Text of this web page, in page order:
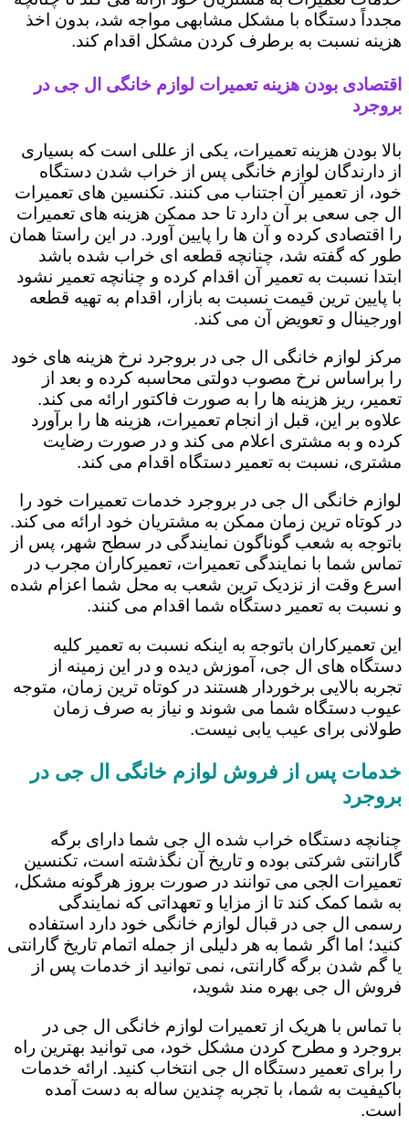
مجدداً دستگاه با مشکل مشابهی مواجه شد، بدون اخذ
هزینه نسبت به برطرف کردن مشکل اقدام کند.
اقتصادی بودن هزینه تعمیرات لوازم خانگی ال جی در
بروجرد
بالا بودن هزینه تعمیرات، یکی از عللی است که بسیاری
از دارندگان لوازم خانگی پس از خراب شدن دستگاه
خود، از تعمیر آن اجتناب می کنند. تکنسین های تعمیرات
ال جی سعی بر آن دارد تا حد ممکن هزینه های تعمیرات
را اقتصادی کرده و آن ها را پایین آورد. در این راستا همان
طور که گفته شد، چنانچه قطعه ای خراب شده باشد
ابتدا نسبت به تعمیر آن اقدام کرده و چنانچه تعمیر نشود
با پایین ترین قیمت نسبت به بازار، اقدام به تهیه قطعه
اورجینال و تعویض آن می کند.
مرکز لوازم خانگی ال جی در بروجرد نرخ هزینه های خود
را براساس نرخ مصوب دولتی محاسبه کرده و بعد از
تعمیر، ریز هزینه ها را به صورت فاکتور ارائه می کند.
علاوه بر این، قبل از انجام تعمیرات، هزینه ها را برآورد
کرده و به مشتری اعلام می کند و در صورت رضایت
مشتری، نسبت به تعمیر دستگاه اقدام می کند.
لوازم خانگی ال جی در بروجرد خدمات تعمیرات خود را
در کوتاه ترین زمان ممکن به مشتریان خود ارائه می کند.
باتوجه به شعب گوناگون نمایندگی در سطح شهر، پس از
تماس شما با نمایندگی تعمیرات، تعمیرکاران مجرب در
اسرع وقت از نزدیک ترین شعب به محل شما اعزام شده
و نسبت به تعمیر دستگاه شما اقدام می کنند.
این تعمیرکاران باتوجه به اینکه نسبت به تعمیر کلیه
دستگاه های ال جی، آموزش دیده و در این زمینه از
تجربه بالایی برخوردار هستند در کوتاه ترین زمان، متوجه
عیوب دستگاه شما می شوند و نیاز به صرف زمان
طولانی برای عیب یابی نیست.
خدمات پس از فروش لوازم خانگی ال جی در
بروجرد
چنانچه دستگاه خراب شده ال جی شما دارای برگه
گارانتی شرکتی بوده و تاریخ آن نگذشته است، تکنسین
تعمیرات الجی می توانند در صورت بروز هرگونه مشکل،
به شما کمک کند تا از مزایا و تعهداتی که نمایندگی
رسمی ال جی در قبال لوازم خانگی خود دارد استفاده
کنید؛ اما اگر شما به هر دلیلی از جمله اتمام تاریخ گارانتی
یا گم شدن برگه گارانتی، نمی توانید از خدمات پس از
فروش ال جی بهره مند شوید،
با تماس با هریک از تعمیرات لوازم خانگی ال جی در
بروجرد و مطرح کردن مشکل خود، می توانید بهترین راه
را برای تعمیر دستگاه ال جی انتخاب کنید. ارائه خدمات
باکیفیت به شما، با تجربه چندین ساله به دست آمده
است.